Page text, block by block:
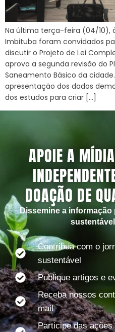
Na última terça-feira (04/10),
Imbituba foram convidados
discutir o Projeto de Lei
aprova a segunda revisão do
Saneamento Básico da
apresentação dos dados
dos estudos para criar […]
APOIE A
DOAÇÃO DE
Dissemine a
Contribua com o
sustentável
Publique artigos e
Receba nossos
mail
Participe das